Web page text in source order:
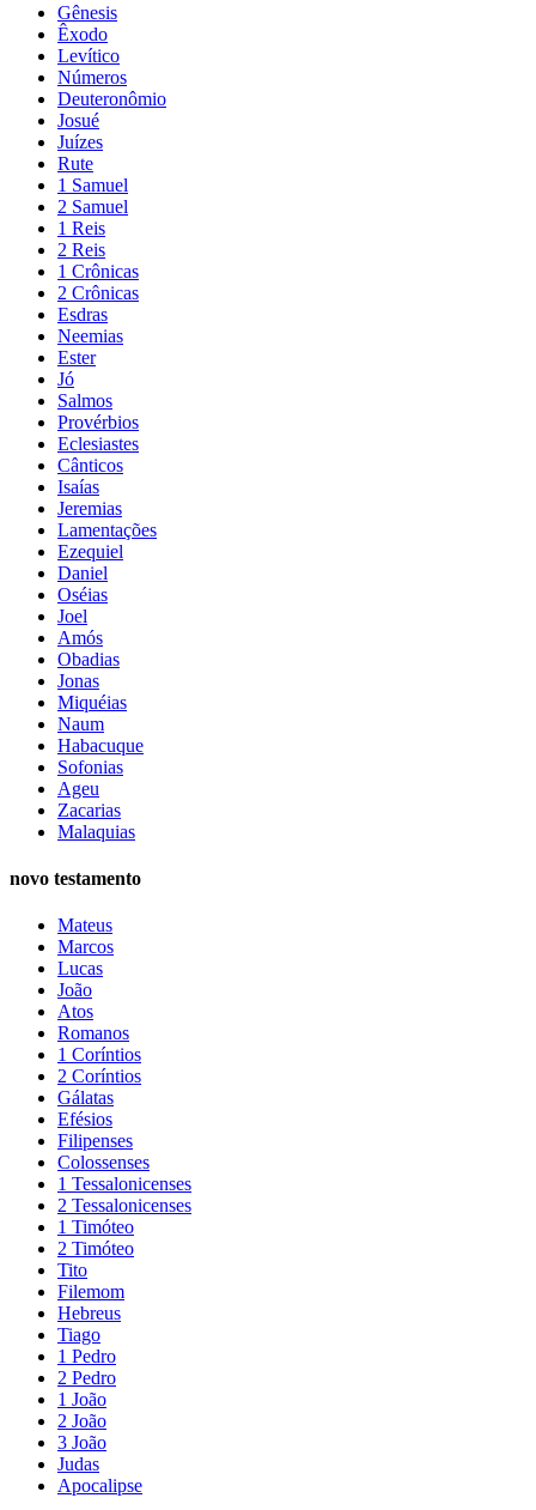
Gênesis
Êxodo
Levítico
Números
Deuteronômio
Josué
Juízes
Rute
1 Samuel
2 Samuel
1 Reis
2 Reis
1 Crônicas
2 Crônicas
Esdras
Neemias
Ester
Jó
Salmos
Provérbios
Eclesiastes
Cânticos
Isaías
Jeremias
Lamentações
Ezequiel
Daniel
Oséias
Joel
Amós
Obadias
Jonas
Miquéias
Naum
Habacuque
Sofonias
Ageu
Zacarias
Malaquias
novo testamento
Mateus
Marcos
Lucas
João
Atos
Romanos
1 Coríntios
2 Coríntios
Gálatas
Efésios
Filipenses
Colossenses
1 Tessalonicenses
2 Tessalonicenses
1 Timóteo
2 Timóteo
Tito
Filemom
Hebreus
Tiago
1 Pedro
2 Pedro
1 João
2 João
3 João
Judas
Apocalipse